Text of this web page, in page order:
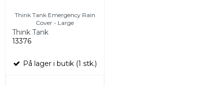
Think Tank Emergency Rain
Cover - Large
Think Tank
13376
På lager i butik (1 stk.)